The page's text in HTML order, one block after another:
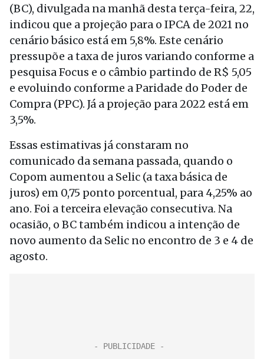
(BC), divulgada na manhã desta terça-feira, 22,
indicou que a projeção para o IPCA de 2021 no
cenário básico está em 5,8%. Este cenário
pressupõe a taxa de juros variando conforme a
pesquisa Focus e o câmbio partindo de R$ 5,05
e evoluindo conforme a Paridade do Poder de
Compra (PPC). Já a projeção para 2022 está em
3,5%.
Essas estimativas já constaram no
comunicado da semana passada, quando o
Copom aumentou a Selic (a taxa básica de
juros) em 0,75 ponto porcentual, para 4,25% ao
ano. Foi a terceira elevação consecutiva. Na
ocasião, o BC também indicou a intenção de
novo aumento da Selic no encontro de 3 e 4 de
agosto.